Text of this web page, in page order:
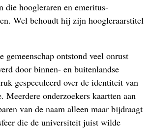
die hoogleraren en emeritus-
Wel behoudt hij zijn hoogleraarstitel
gemeenschap ontstond veel onrust
door binnen- en buitenlandse
gespeculeerd over de identiteit van
Meerdere onderzoekers kaartten aan
van de naam alleen maar bijdraagt
die de universiteit juist wilde